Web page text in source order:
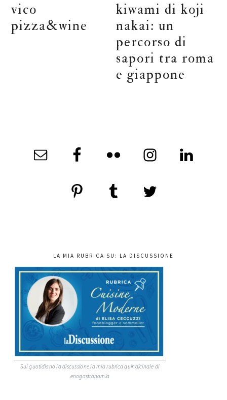
vico
pizza&wine
kiwami di koji
nakai: un
percorso di
sapori tra roma
e giappone
LA MIA RUBRICA SU: LA DISCUSSIONE
Sul quotidiano la discussione la mia rubrica quindicinale di
enogastronomia